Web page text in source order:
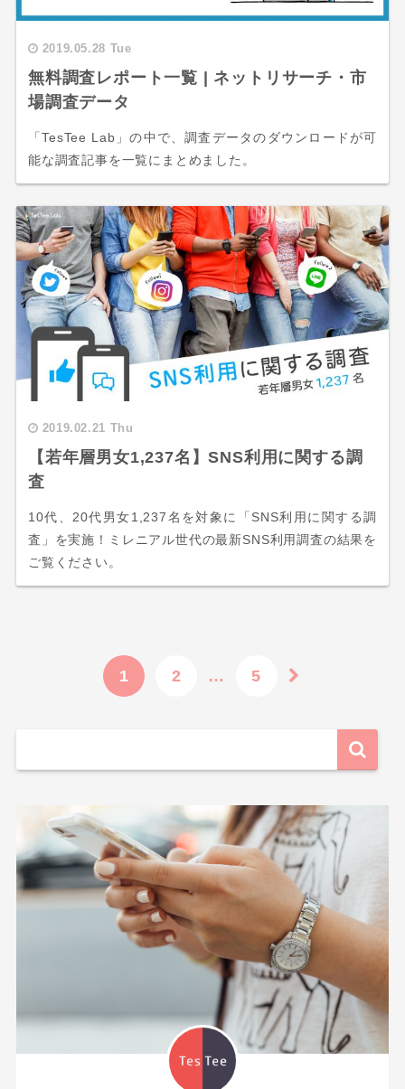
2019.05.28 Tue
無料調査レポート一覧 | ネットリサーチ・市
場調査データ
「TesTee Lab」の中で、調査データのダウンロードが可
能な調査記事を一覧にまとめました。
2019.02.21 Thu
【若年層男女1,237名】SNS利用に関する調
査
10代、20代男女1,237名を対象に「SNS利用に関する調
査」を実施！ミレニアル世代の最新SNS利用調査の結果を
ご覧ください。
1 2 … 5